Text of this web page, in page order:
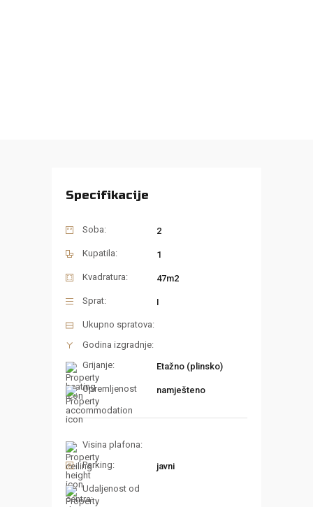
Specifikacije
Soba: 2
Kupatila: 1
Kvadratura: 47m2
Sprat: I
Ukupno spratova:
Godina izgradnje:
Grijanje:
Etažno (plinsko)
Opremljenost namješteno
Visina plafona:
Parking:
javni
Udaljenost od
centra: